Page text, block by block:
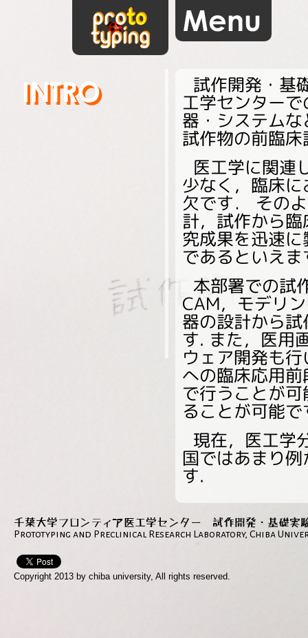
試作開発・基
工学センター
器・システム
試作物の前臨
医工学に関連
少なく，臨床
欠です． その
計，試作から
究成果を迅速
であるといえま
本部署での試
CAM，モデリ
器の設計から
す. また，医用
ウェア開発も
への臨床応用
で行うことが
ることが可能で
現在，医工学
国ではあまり
す.
千葉大学フロンティア医工学センター 試作開発・基礎実
Prototyping and Preclinical Research Laboratory, Chiba
Copyright 2013 by chiba university, All rights reserved.